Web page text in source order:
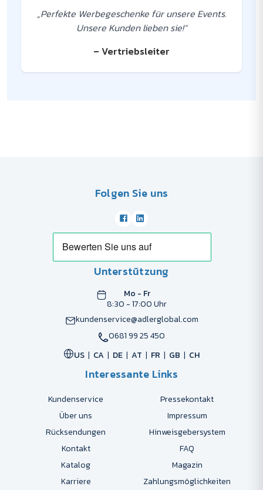
„Perfekte Werbegeschenke für unsere Events.
Unsere Kunden lieben sie!“
– Vertriebsleiter
Folgen Sie uns
Unterstützung
Mo - Fr
8:30 - 17:00 Uhr
kundenservice@adlerglobal.com
0681 99 25 450
US
CA DE AT FR GB CH
Interessante Links
Kundenservice
Pressekontakt
Über uns
Impressum
Rücksendungen
Hinweisgebersystem
Kontakt
FAQ
Katalog
Magazin
Karriere
Zahlungsmöglichkeiten